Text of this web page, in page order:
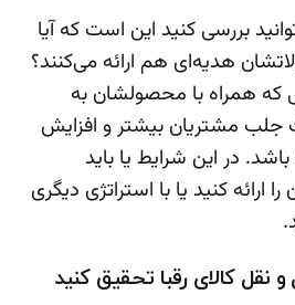
بررسی کنید این است که آیا
هدیه‌ای هم ارائه می‌کنند؟
همراه با محصولشان به
مشتریان بیشتر و افزایش
در این شرایط یا باید
کنید یا با استراتژی دیگری